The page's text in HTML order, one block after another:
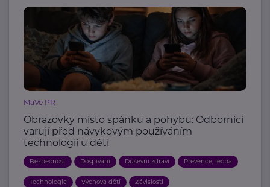
MaVe PR
Obrazovky místo spánku a pohybu: Odborníci
varují před návykovým používáním
technologií u dětí
Bezpečnost Dospívání Duševní zdraví Prevence, léčba
Technologie Výchova dětí Závislosti